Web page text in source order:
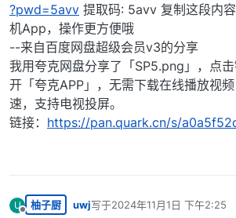
?pwd=5avv 提取码: 5avv 复制这段内
机App，操作更方便哦
--来自百度网盘超级会员v3的分享
我用夸克网盘分享了「SP5.png」，点
开「夸克APP」，无需下载在线播放视
速，支持电视投屏。
链接： https://pan.quark.cn/s/
U 柚子厨 uwj写于2024年11月1日 下午2:25
最后由 编辑